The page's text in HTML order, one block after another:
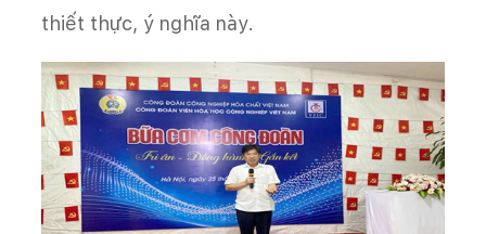
thiết thực, ý nghĩa này.